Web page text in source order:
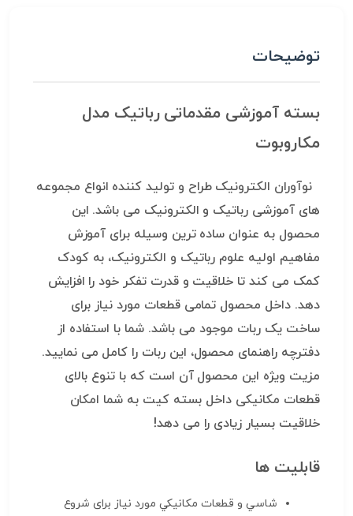
توضیحات
بسته آموزشی مقدماتی رباتیک مدل
مکاروبوت
نوآوران الکترونیک طراح و تولید کننده انواع مجموعه
های آموزشی رباتیک و الکترونیک می باشد. این
محصول به عنوان ساده ترین وسیله برای آموزش
مفاهیم اولیه علوم رباتیک و الکترونیک، به کودک
کمک می کند تا خلاقیت و قدرت تفکر خود را افزایش
دهد. داخل محصول تمامی قطعات مورد نیاز برای
ساخت یک ربات موجود می باشد. شما با استفاده از
دفترچه راهنمای محصول، این ربات را کامل می نمایید.
مزیت ویژه این محصول آن است که با تنوع بالای
قطعات مکانیکی داخل بسته کیت به شما امکان
خلاقیت بسیار زیادی را می دهد!
قابلیت ها
شاسي و قطعات مکانيکي مورد نياز برای شروع